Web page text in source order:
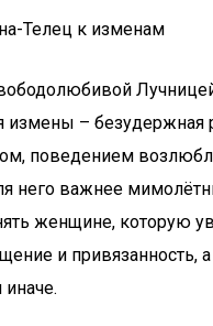
Телец к изменам
измены – безудержная
поведением
него важнее
женщине, которую
и привязанность,